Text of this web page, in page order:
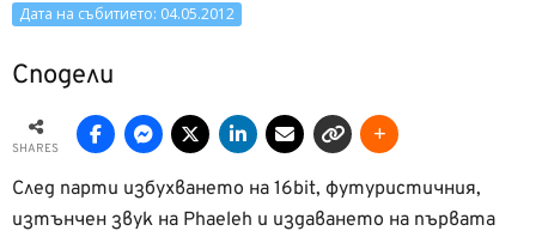
Дата на събитието: 04.05.2012
Сподели
SHARES
След парти избухването на 16bit, футуристичния,
изтънчен звук на Phaeleh и издаването на първата